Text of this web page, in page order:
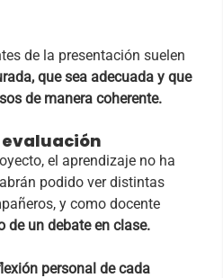
de la presentación suelen
que sea adecuada y que
de manera coherente.
evaluación
el aprendizaje no ha
podido ver distintas
y como docente
de un debate en clase.
personal de cada